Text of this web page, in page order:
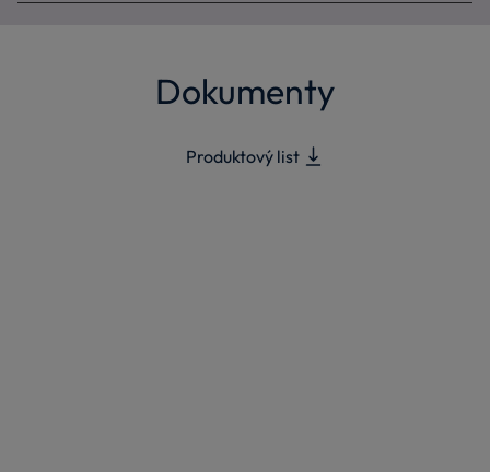
Dokumenty
Produktový list